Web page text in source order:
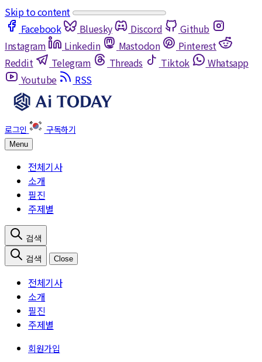
Skip to content
Facebook
Bluesky Discord
Github
Instagram
Linkedin Mastodon
Pinterest
Reddit
Telegram Threads Tiktok
Whatsapp
Youtube
RSS
Menu
전체기사
소개
필진
주제별
Close
전체기사
소개
필진
주제별